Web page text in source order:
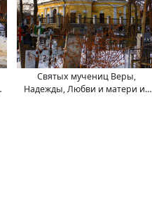
Святых мучениц Веры,
Надежды, Любви и матери их